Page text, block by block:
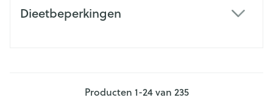
Dieetbeperkingen
Producten 1-24van 235